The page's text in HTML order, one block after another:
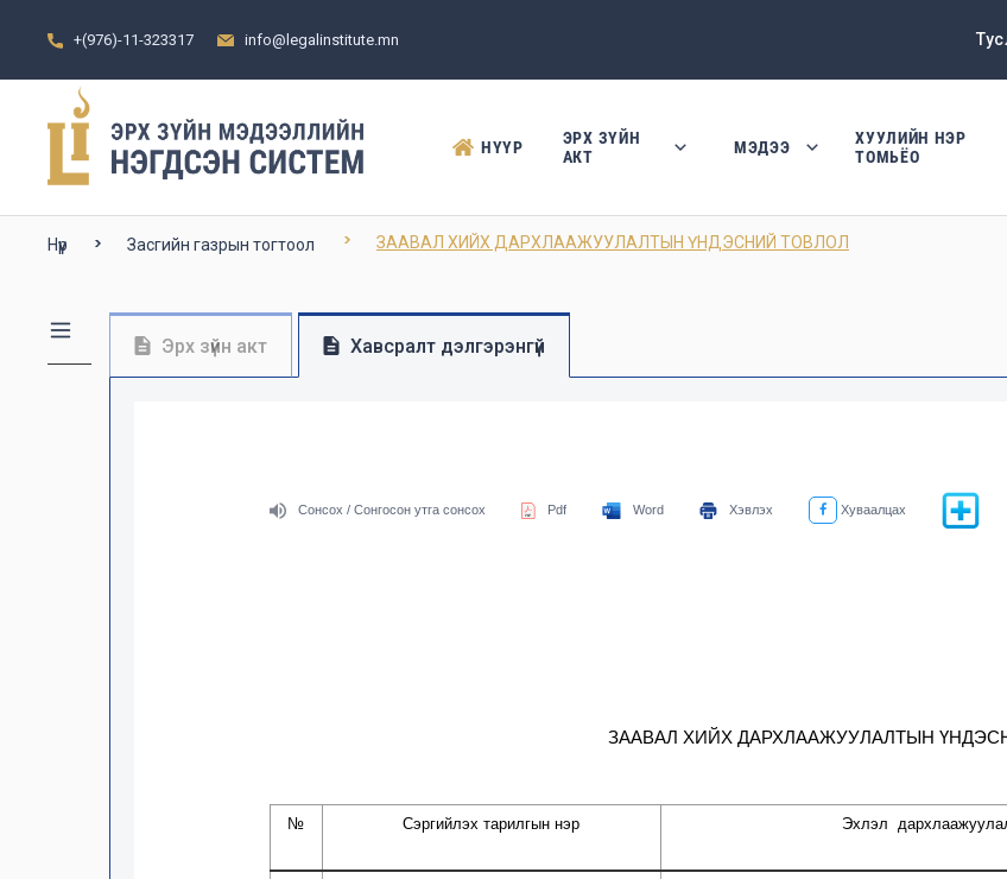
+(976)-11-323317 info@legalinstitute.mn
НҮҮР
ЭРХ ЗҮЙН
АКТ
МЭДЭЭ
ХУУЛИЙН НЭР
ТОМЬЁО
Нүүр Засгийн газрын тогтоол ЗААВАЛ ХИЙХ ДАРХЛААЖУУЛАЛТЫН ҮНДЭСНИЙ ТОВЛОЛ
Эрх зүйн акт Хавсралт дэлгэрэнгүй
Сонсох / Сонгосон утга сонсох Pdf Word Хэвлэх Хуваалцах
ЗААВАЛ ХИЙХ ДАРХЛААЖУУЛАЛТЫН
№ Сэргийлэх тарилгын нэр Эхлэл